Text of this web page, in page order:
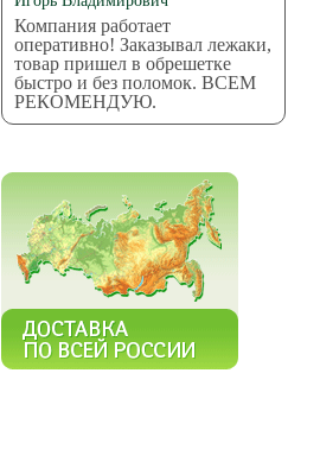
Компания работает
оперативно! Заказывал лежаки,
товар пришел в обрешетке
быстро и без поломок. ВСЕМ
РЕКОМЕНДУЮ.